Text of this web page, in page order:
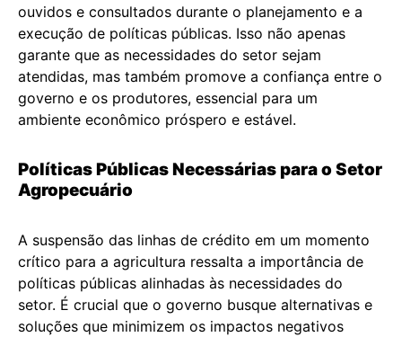
ouvidos e consultados durante o planejamento e a
execução de políticas públicas. Isso não apenas
garante que as necessidades do setor sejam
atendidas, mas também promove a confiança entre o
governo e os produtores, essencial para um
ambiente econômico próspero e estável.
Políticas Públicas Necessárias para o Setor
Agropecuário
A suspensão das linhas de crédito em um momento
crítico para a agricultura ressalta a importância de
políticas públicas alinhadas às necessidades do
setor. É crucial que o governo busque alternativas e
soluções que minimizem os impactos negativos